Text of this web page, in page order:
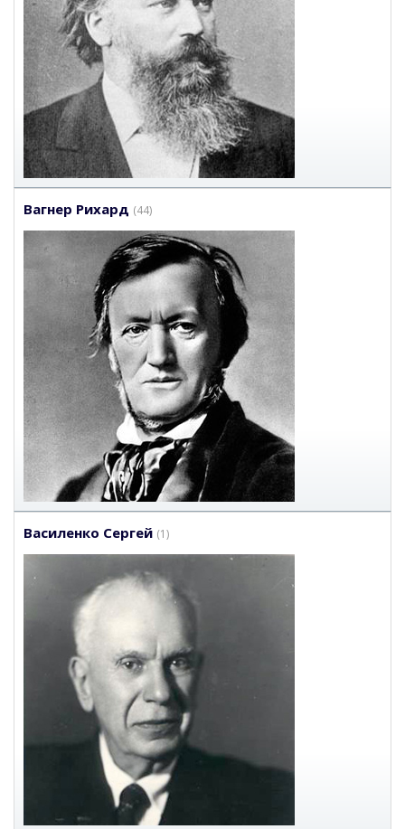
Вагнер Рихард (44)
Василенко Сергей (1)